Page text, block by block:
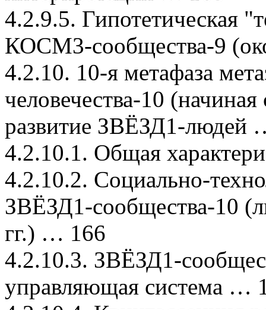
4.2.9.5. Гипотетическая
КОСМ3-сообщества-9
4.2.10. 10-я метафаза
человечества-10
развитие ЗВЁЗД1-людей
4.2.10.1. Общая
4.2.10.2. Социально-
ЗВЁЗД1-сообщества-10
гг.) … 166
4.2.10.3. ЗВЁЗД1-
управляющая система …